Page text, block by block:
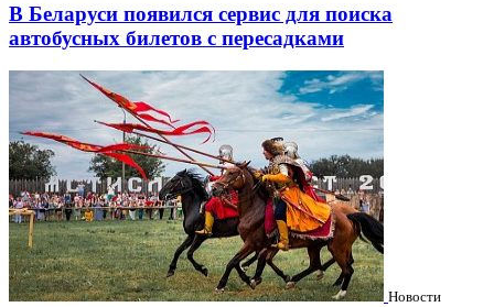
В Беларуси появился сервис для поиска
автобусных билетов с пересадками
Новости